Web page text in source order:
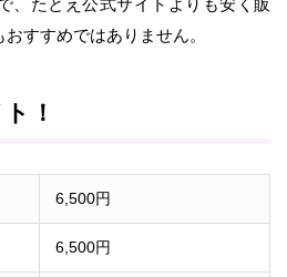
、たとえ公式サイトよりも安く販
すすめではありません。
！
6,500円
6,500円